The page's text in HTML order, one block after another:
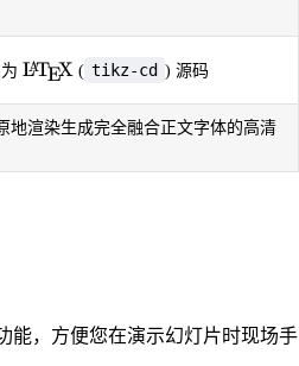
\LaTeX
LATEX ( tikz-cd ) 源码
渲染生成完全融合正文字体的高清
能，方便您在演示幻灯片时现场手